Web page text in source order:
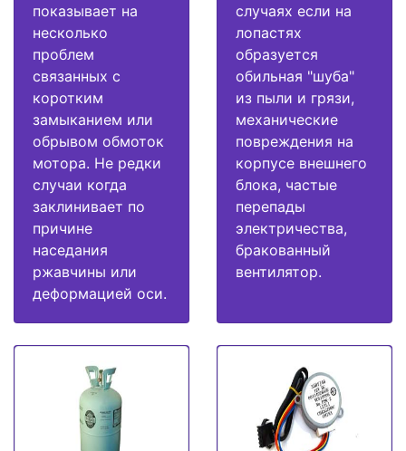
показывает на
несколько
проблем
связанных с
коротким
замыканием или
обрывом обмоток
мотора. Не редки
случаи когда
заклинивает по
причине
наседания
ржавчины или
деформацией оси.
случаях если на
лопастях
образуется
обильная "шуба"
из пыли и грязи,
механические
повреждения на
корпусе внешнего
блока, частые
перепады
электричества,
бракованный
вентилятор.